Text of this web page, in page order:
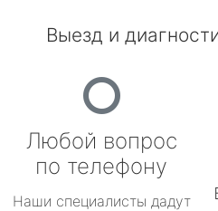
Выезд и
Любой вопрос
по телефону
Наши специалисты дадут